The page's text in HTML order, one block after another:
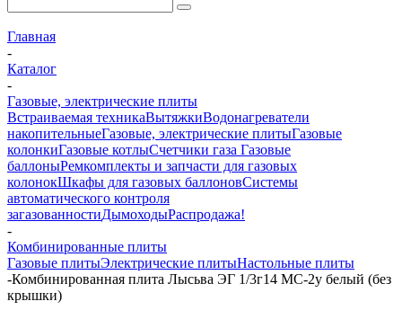
Главная
-
Каталог
-
Газовые, электрические плиты
Встраиваемая техникаВытяжкиВодонагреватели
накопительныеГазовые, электрические плитыГазовые
колонкиГазовые котлыСчетчики газа Газовые
баллоныРемкомплекты и запчасти для газовых
колонокШкафы для газовых баллоновСистемы
автоматического контроля
загазованностиДымоходыРаспродажа!
-
Комбинированные плиты
Газовые плитыЭлектрические плитыНастольные плиты
-Комбинированная плита Лысьва ЭГ 1/3г14 МС-2у белый (без
крышки)